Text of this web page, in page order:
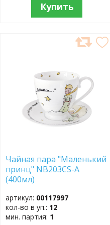
Купить
Чайная пара "Маленький
принц" NB203CS-A
(400мл)
артикул: 00117997
кол-во в уп.: 12
мин. партия: 1